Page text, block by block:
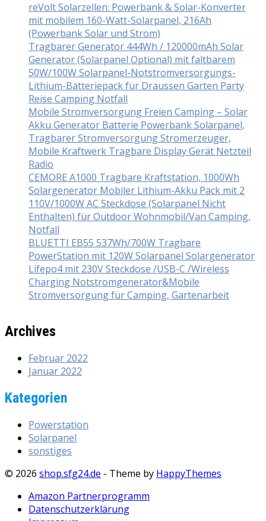
reVolt Solarzellen: Powerbank & Solar-Konverter
mit mobilem 160-Watt-Solarpanel, 216Ah
(Powerbank Solar und Strom)
Tragbarer Generator 444Wh / 120000mAh Solar
Generator (Solarpanel Optional) mit faltbarem
50W/100W Solarpanel-Notstromversorgungs-
Lithium-Batteriepack für Draussen Garten Party
Reise Camping Notfall
Mobile Stromversorgung Freien Camping – Solar
Akku Generator Batterie Powerbank Solarpanel,
Tragbarer Stromversorgung Stromerzeuger,
Mobile Kraftwerk Tragbare Display Gerät Netzteil
Radio
CEMORE A1000 Tragbare Kraftstation, 1000Wh
Solargenerator Mobiler Lithium-Akku Pack mit 2
110V/1000W AC Steckdose (Solarpanel Nicht
Enthalten) für Outdoor Wohnmobil/Van Camping,
Notfall
BLUETTI EB55 537Wh/700W Tragbare
PowerStation mit 120W Solarpanel Solargenerator
Lifepo4 mit 230V Steckdose /USB-C /Wireless
Charging Notstromgenerator&Mobile
Stromversorgung für Camping, Gartenarbeit
Archives
Februar 2022
Januar 2022
Kategorien
Powerstation
Solarpanel
sonstiges
© 2026 shop.sfg24.de - Theme by HappyThemes
Amazon Partnerprogramm
Datenschutzerklärung